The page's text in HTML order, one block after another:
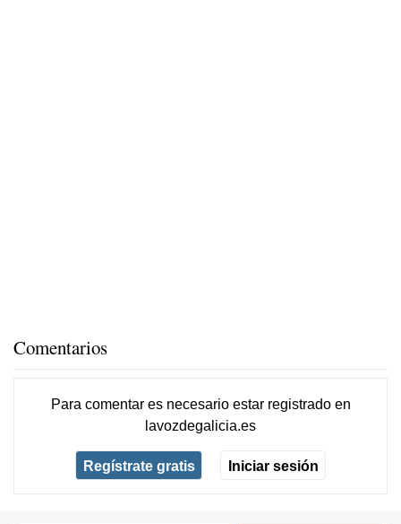
Comentarios
Para comentar es necesario estar registradoen
lavozdegalicia.es
Regístrate gratis Iniciar sesión